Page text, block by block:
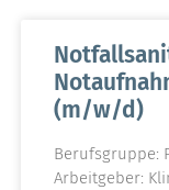
(m/w/d)
Berufsgruppe:
Arbeitgeber: